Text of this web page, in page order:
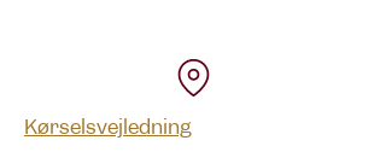
Kørselsvejledning